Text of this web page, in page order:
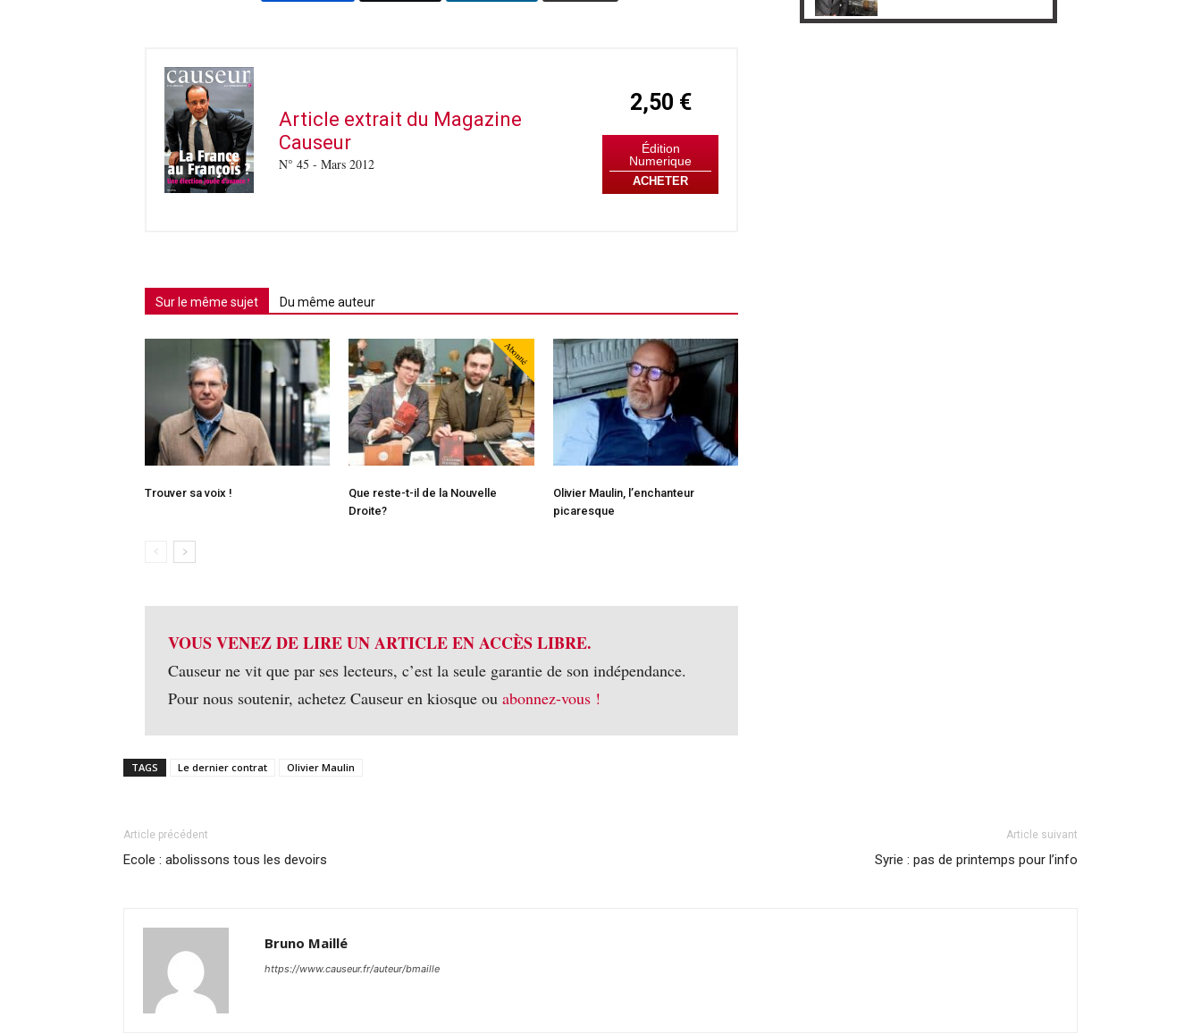
Article extrait du Magazine
Causeur
N° 45 - Mars 2012
2,50 €
Édition
Numerique
ACHETER
Sur le même sujet Du même auteur
Trouver sa voix !
Abonné
Que reste-t-il de la Nouvelle
Droite?
Olivier Maulin, l’enchanteur
picaresque
VOUS VENEZ DE LIRE UN ARTICLE EN ACCÈS LIBRE.
Causeur ne vit que par ses lecteurs, c’est la seule garantie de son indépendance.
Pour nous soutenir, achetez Causeur en kiosque ou abonnez-vous !
TAGS Le dernier contrat Olivier Maulin
Article précédent
Ecole : abolissons tous les devoirs
Article suivant
Syrie : pas de printemps pour l’info
Bruno Maillé
https://www.causeur.fr/auteur/bmaille